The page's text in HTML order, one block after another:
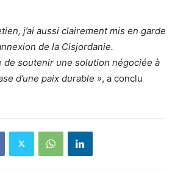
j’ai aussi clairement mis en garde
de la Cisjordanie.
de soutenir une solution négociée à
d’une paix durable », a conclu